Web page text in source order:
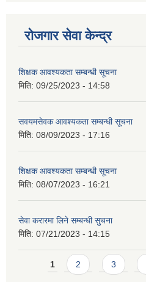
रोजगार सेवा केन्द्र
शिक्षक आवश्यकता सम्बन्धी सूचना
मिति: 09/25/2023 - 14:58
सवयमसेवक आवश्यकता सम्बन्धी सूचना
मिति: 08/09/2023 - 17:16
शिक्षक आवश्यकता सम्बन्धी सूचना
मिति: 08/07/2023 - 16:21
सेवा करारमा लिने सम्बन्धी सुचना
मिति: 07/21/2023 - 14:15
Pages
1 2 3